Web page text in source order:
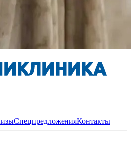
СпецпредложенияКонтакты